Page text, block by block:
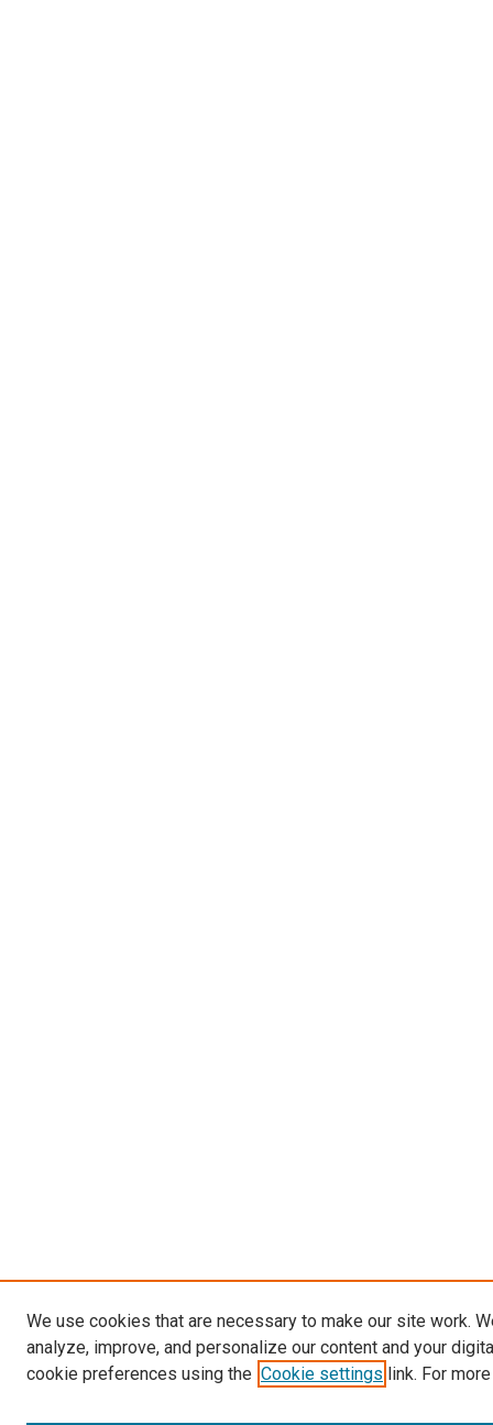
We use cookies that are necessary to make our site work.
analyze, improve, and personalize our content and your
cookie preferences using the Cookie settings link. For